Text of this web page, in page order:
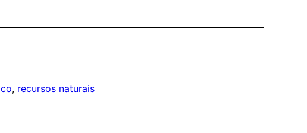
, recursos naturais